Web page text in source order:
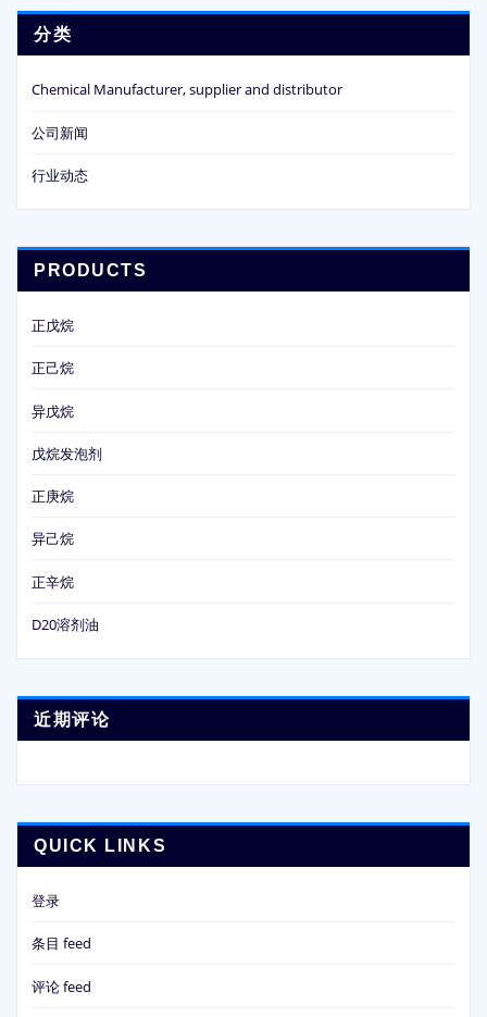
分类
Chemical Manufacturer, supplier and distributor
公司新闻
行业动态
PRODUCTS
正戊烷
正己烷
异戊烷
戊烷发泡剂
正庚烷
异己烷
正辛烷
D20溶剂油
近期评论
QUICK LINKS
登录
条目 feed
评论 feed